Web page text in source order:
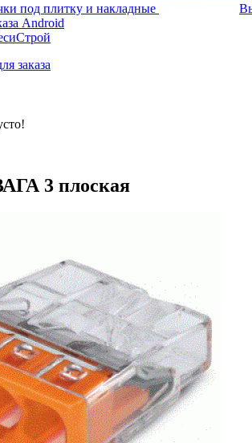
под плитку и накладные
Android
заказа
3 плоская